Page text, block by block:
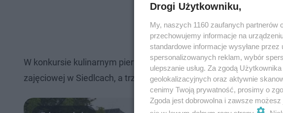
W konkursie kulinarnym pierwsze miejsce zajął Warsztat Terapii
zajęciowej w Siedlcach, a trzecie Warsztat Terapii zajęciowej w
Drogi Użytkowniku,
My, naszych 1160 zaufanych
przechowujemy informacje na
standardowe informacje wysyłane
spersonalizowanych reklam, wybór
ulepszanie usług. Za zgodą
geolokalizacyjnych oraz aktywnie
cenimy Twoją prywatność, prosimy o
Zgoda jest dobrowolna i zawsze